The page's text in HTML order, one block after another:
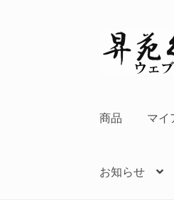
ビ
ョ
ス
ン
へ
ッ
商品 マイ
お知らせ